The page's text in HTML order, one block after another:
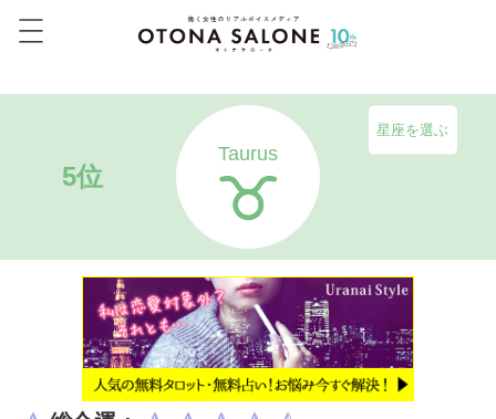
5位
Taurus
星座を選ぶ